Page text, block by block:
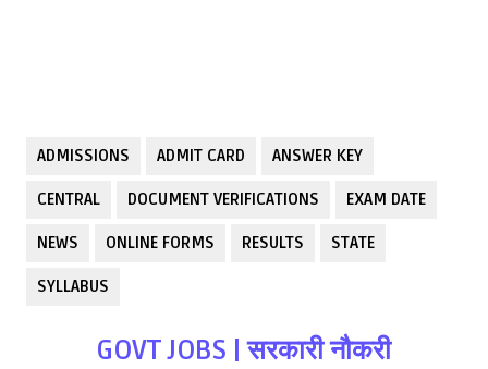
ADMISSIONS ADMIT CARD ANSWER KEY
CENTRAL DOCUMENT VERIFICATIONS EXAM DATE
NEWS ONLINE FORMS RESULTS STATE
SYLLABUS
GOVT JOBS | सरकारी नौकरी